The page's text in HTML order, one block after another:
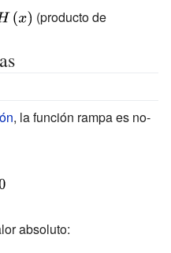
(producto de
, la función rampa es no-
absoluto: